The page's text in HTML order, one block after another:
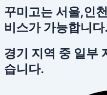
꾸미고는 서울,인
비스가 가능합니다.
경기 지역 중 일부
습니다.